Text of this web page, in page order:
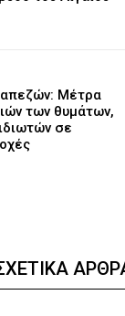
Μέτρα
των θυμάτων,
σε